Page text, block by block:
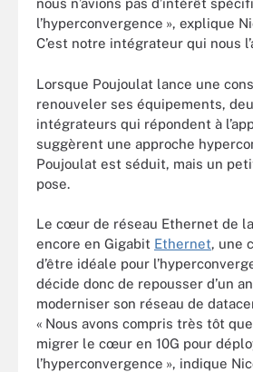
nous n’avions pas d’intérêt
l’hyperconvergence », explique
C’est notre intégrateur qui nous
Lorsque Poujoulat lance une
renouveler ses équipements,
intégrateurs qui répondent à
suggèrent une approche
Poujoulat est séduit, mais un
pose.
Le cœur de réseau Ethernet de
encore en Gigabit Ethernet, une
d’être idéale pour
décide donc de repousser d’un
moderniser son réseau de
« Nous avons compris très tôt
migrer le cœur en 10G pour
l’hyperconvergence », indique